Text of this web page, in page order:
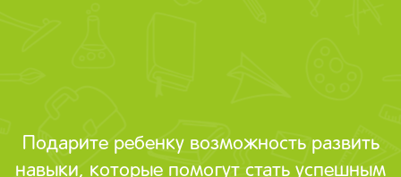
Подарите ребенку возможность развить
навыки, которые помогут стать успешным